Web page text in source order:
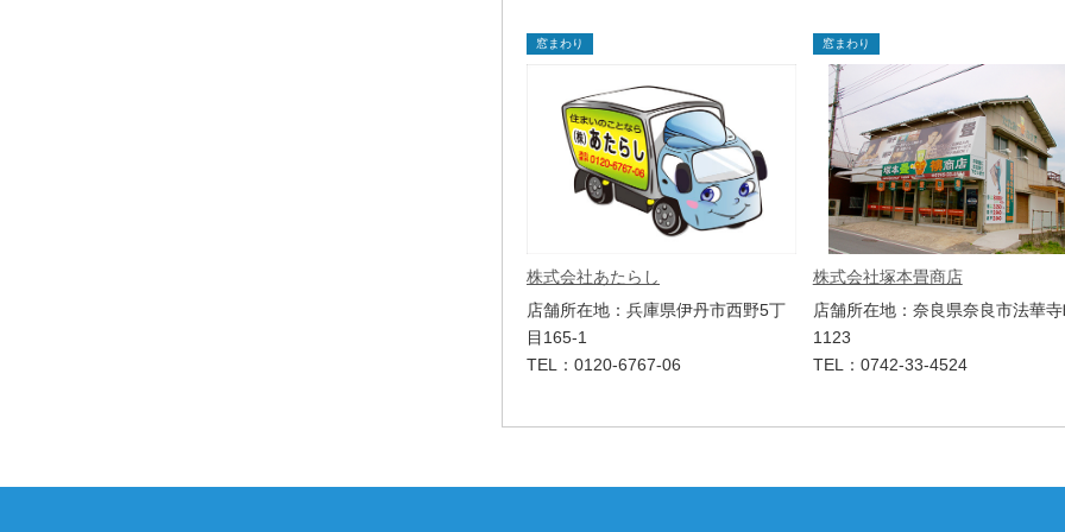
窓まわり
株式会社あたらし
店舗所在地：兵庫県伊丹市西野5丁
目165-1
TEL：0120-6767-06
窓まわり
株式会社塚本畳商店
店舗所在地：奈良県奈良市法華
1123
TEL：0742-33-4524